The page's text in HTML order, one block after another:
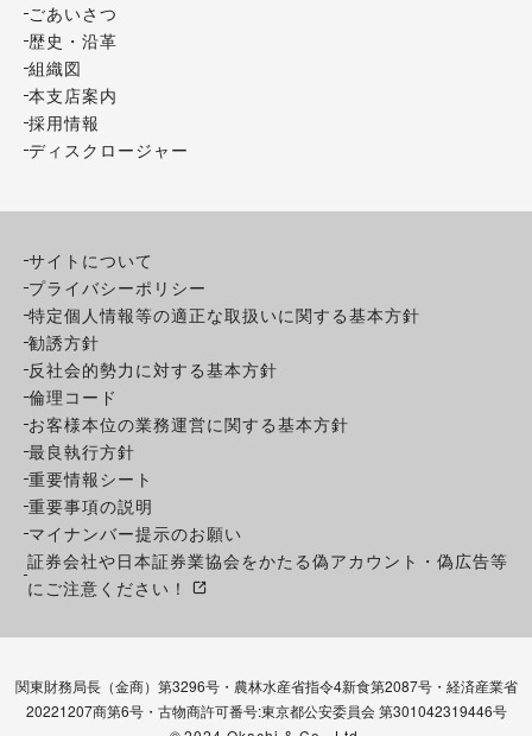
ごあいさつ
歴史・沿革
組織図
本支店案内
採用情報
ディスクロージャー
サイトについて
プライバシーポリシー
特定個人情報等の適正な取扱いに関する基本方針
勧誘方針
反社会的勢力に対する基本方針
倫理コード
お客様本位の業務運営に関する基本方針
最良執行方針
重要情報シート
重要事項の説明
マイナンバー提示のお願い
証券会社や日本証券業協会をかたる偽アカウント・偽広告等
にご注意ください！
関東財務局長（金商）第3296号・農林水産省指令4新食第2087号・経済産業省
20221207商第6号・古物商許可番号:東京都公安委員会 第301042319446号